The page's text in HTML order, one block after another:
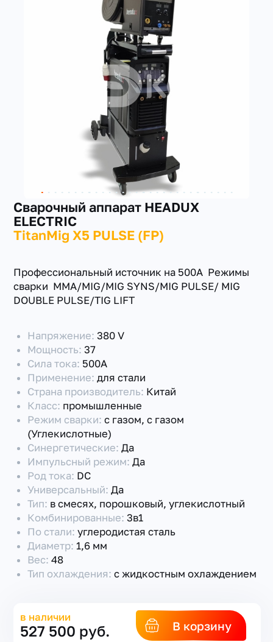
+7(351) 223-98-74
заказать звонок
Cварочный аппарат HEADUX
ELECTRIC
TitanMig X5 PULSE (FP)
Профессиональный источник на 500А Режимы
сварки MMA/MIG/MIG SYNS/MIG PULSE/ MIG
DOUBLE PULSE/TIG LIFT
Напряжение:380 V
Мощность:37
Сила тока: 500А
Применение:для стали
Страна производитель: Китай
Класс: промышленные
Режим сварки:с газом, с газом
(Углекислотные)
Синергетические:Да
Импульсный режим:Да
Род тока: DC
Универсальный:Да
Тип: в смесях, порошковый, углекислотный
Комбинированные:3в1
По стали:углеродистая сталь
Диаметр: 1,6 мм
Вес:48
Тип охлаждения:с жидкостным охлаждением
в наличии
527 500 руб. В корзину